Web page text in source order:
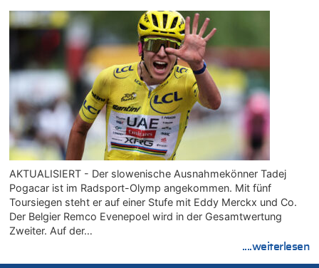
AKTUALISIERT - Der slowenische Ausnahmekönner Tadej
Pogacar ist im Radsport-Olymp angekommen. Mit fünf
Toursiegen steht er auf einer Stufe mit Eddy Merckx und Co.
Der Belgier Remco Evenepoel wird in der Gesamtwertung
Zweiter. Auf der…
....weiterlesen